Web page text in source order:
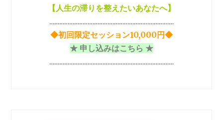
【 人生の滞りを整えたいあなたへ】
…………………………………………………………………
◆初回限定セッション10,000円◆
★ 申し込みはこちら ★
…………………………………………………………………